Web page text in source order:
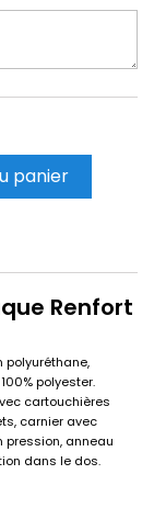
panier
Renfort
polyuréthane,
polyester.
cartouchières
carnier avec
pression, anneau
dans le dos.